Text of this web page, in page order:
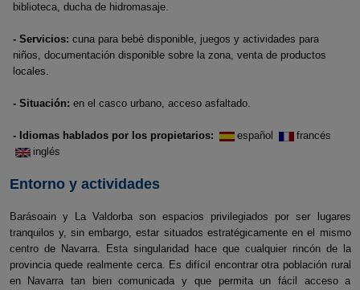
biblioteca, ducha de hidromasaje.
- Servicios: cuna para bebé disponible, juegos y actividades para
niños, documentación disponible sobre la zona, venta de productos
locales.
- Situación: en el casco urbano, acceso asfaltado.
- Idiomas hablados por los propietarios: español
francés
inglés
Entorno y actividades
Barásoain y La Valdorba son espacios privilegiados por ser lugares
tranquilos y, sin embargo, estar situados estratégicamente en el mismo
centro de Navarra. Esta singularidad hace que cualquier rincón de la
provincia quede realmente cerca. Es difícil encontrar otra población rural
en Navarra tan bien comunicada y que permita un fácil acceso a